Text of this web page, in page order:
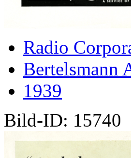
Radio
Bertelsmann
1939
Bild-ID: 15740